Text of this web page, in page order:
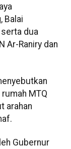
Balai
serta dua
Ar-Raniry dan
MTQ
arahan
Gubernur